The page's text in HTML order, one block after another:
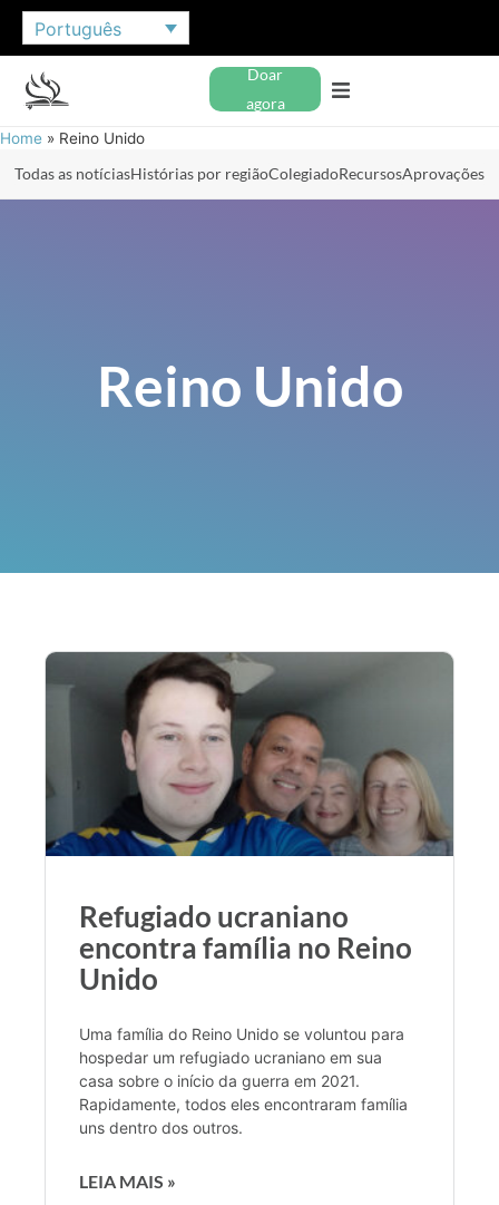
Português
Doar
agora
Home » Reino Unido
Todas as notíciasHistórias por regiãoColegiadoRecursosAprovações
Reino Unido
Refugiado ucraniano
encontra família no Reino
Unido
Uma família do Reino Unido se voluntou para
hospedar um refugiado ucraniano em sua
casa sobre o início da guerra em 2021.
Rapidamente, todos eles encontraram família
uns dentro dos outros.
LEIA MAIS »